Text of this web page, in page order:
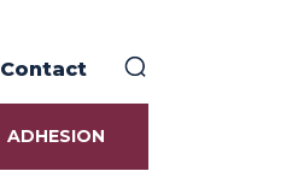
Contact
ADHESION